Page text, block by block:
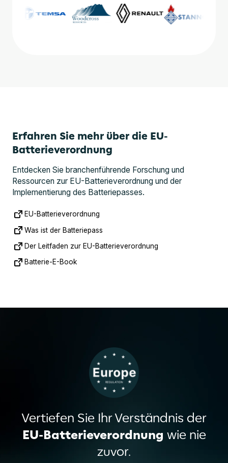
Erfahren Sie mehr über die EU-
Batterieverordnung
Entdecken Sie branchenführende Forschung und
Ressourcen zur EU-Batterieverordnung und der
Implementierung des Batteriepasses.
EU-Batterieverordnung
Was ist der Batteriepass
Der Leitfaden zur EU-Batterieverordnung
Batterie-E-Book
Vertiefen Sie Ihr Verständnis der
EU-Batterieverordnung wie nie
zuvor.